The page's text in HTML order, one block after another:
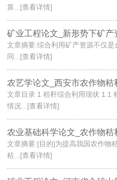
算...[查看详情]
矿业工程论文_新形势下矿
文章摘要:综合利用矿产资源不仅是
同...[查看详情]
农艺学论文_西安市农作物
文章目录 1 秸秆综合利用现状 1.1
情况...[查看详情]
农业基础科学论文_农作物
文章摘要:[目的]为提高我国农作物
秸...[查看详情]